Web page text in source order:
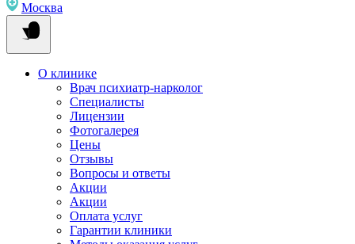
Москва
О клинике
Врач психиатр-нарколог
Специалисты
Лицензии
Фотогалерея
Цены
Отзывы
Вопросы и ответы
Акции
Акции
Оплата услуг
Гарантии клиники